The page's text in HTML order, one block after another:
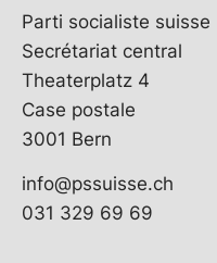
Parti socialiste suisse
Secrétariat central
Theaterplatz 4
Case postale
3001 Bern
info@pssuisse.ch
031 329 69 69